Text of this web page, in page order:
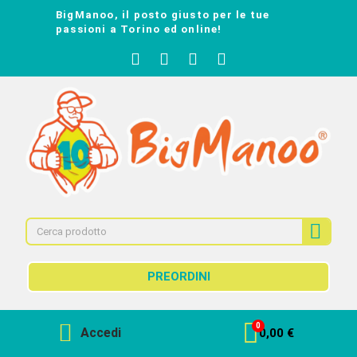
BigManoo, il posto giusto per le tue
passioni a Torino ed online!
PREORDINI
Accedi 0,00 €